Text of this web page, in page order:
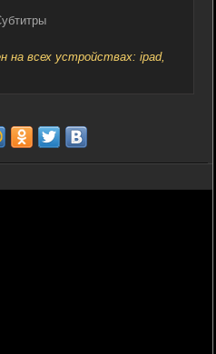
на всех устройствах: ipad,